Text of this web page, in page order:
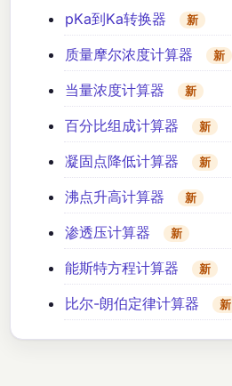
pKa到Ka转换器 新
质量摩尔浓度计算器 新
当量浓度计算器 新
百分比组成计算器 新
凝固点降低计算器 新
沸点升高计算器 新
渗透压计算器 新
能斯特方程计算器 新
比尔-朗伯定律计算器 新